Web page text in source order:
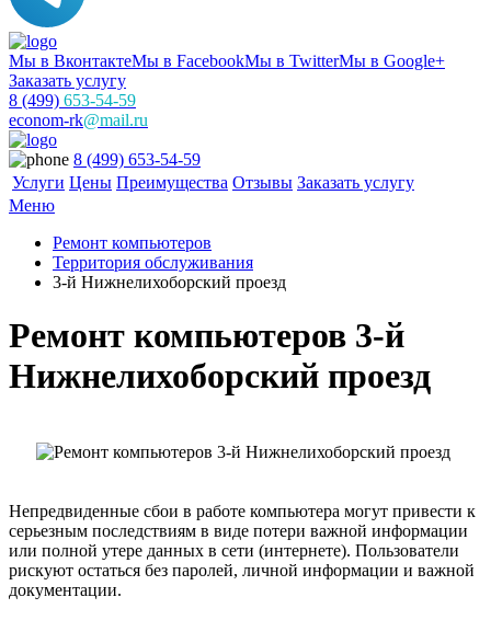
Мы в ВконтактеМы в FacebookМы в TwitterМы в Google+
Заказать услугу
8 (499) 653-54-59
econom-rk@mail.ru
8 (499) 653-54-59
Услуги Цены Преимущества Отзывы Заказать услугу
Меню
Ремонт компьютеров
Территория обслуживания
3-й Нижнелихоборский проезд
Ремонт компьютеров 3-й
Нижнелихоборский проезд
Непредвиденные сбои в работе компьютера могут привести к
серьезным последствиям в виде потери важной информации
или полной утере данных в сети (интернете). Пользователи
рискуют остаться без паролей, личной информации и важной
документации.